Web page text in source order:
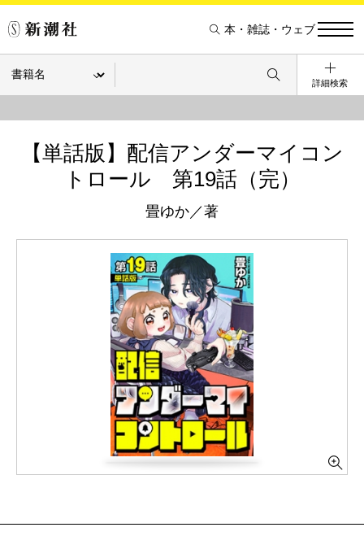
本・雑誌・ウェブ
詳細検索
【単話版】配信アンダーマイコン
トロール 第19話（完）
畳ゆか／著